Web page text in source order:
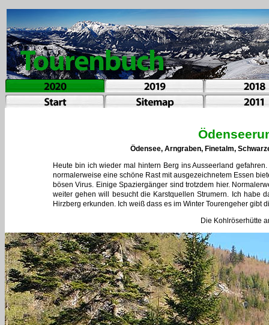
Ödensee, Arngraben, Finetalm,
Heute bin ich wieder mal hintern Berg ins Ausseerland
normalerweise eine schöne Rast mit ausgezeichnetem Essen
bösen Virus. Einige Spaziergänger sind trotzdem hier.
weiter gehen will besucht die Karstquellen Strumern. Ich habe
Hirzberg erkunden. Ich weiß dass es im Winter Tourengeher
Die Kohlröserhütte